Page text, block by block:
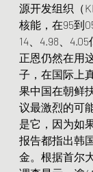
源开发组织（
核能，在95到
14、4.98、
正恩仍然在用
子，在国际上
果中国在朝鲜
议最激烈的可
是它，因为如
报告都指出韩
金。根据首尔